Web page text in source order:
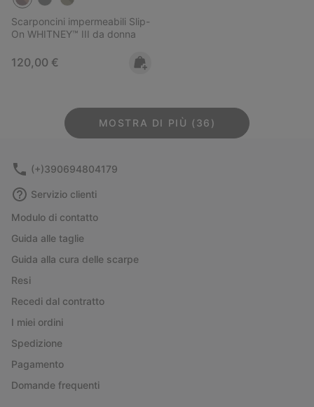
Scarponcini impermeabili Slip-
On WHITNEY™ III da donna
Regular price:
120,00 €
MOSTRA DI PIÙ (36)
(+)390694804179
Servizio clienti
Modulo di contatto
Guida alle taglie
Guida alla cura delle scarpe
Resi
Recedi dal contratto
I miei ordini
Spedizione
Pagamento
Domande frequenti